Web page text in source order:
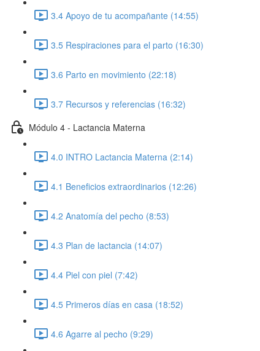
3.4 Apoyo de tu acompañante (14:55)
3.5 Respiraciones para el parto (16:30)
3.6 Parto en movimiento (22:18)
3.7 Recursos y referencias (16:32)
Módulo 4 - Lactancia Materna
4.0 INTRO Lactancia Materna (2:14)
4.1 Beneficios extraordinarios (12:26)
4.2 Anatomía del pecho (8:53)
4.3 Plan de lactancia (14:07)
4.4 Piel con piel (7:42)
4.5 Primeros días en casa (18:52)
4.6 Agarre al pecho (9:29)